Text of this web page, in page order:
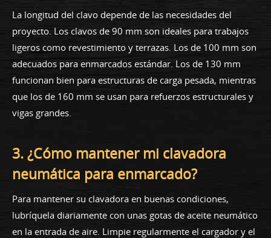
La longitud del clavo depende de las necesidades del
proyecto. Los clavos de 90 mm son ideales para trabajos
ligeros como revestimiento y terrazas. Los de 100 mm son
adecuados para enmarcados estándar. Los de 130 mm
funcionan bien para estructuras de carga pesada, mientras
que los de 160 mm se usan para refuerzos estructurales y
vigas grandes.
3. ¿Cómo mantener mi clavadora
neumática para enmarcado?
Para mantener su clavadora en buenas condiciones,
lubríquela diariamente con unas gotas de aceite neumático
en la entrada de aire. Limpie regularmente el cargador y el